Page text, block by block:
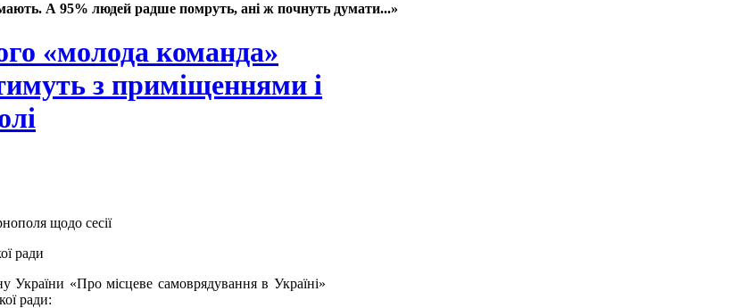
А 95% людей радше помруть, ані ж почнуть думати...»
«молода команда»
з приміщеннями і
щодо сесії
ради
України «Про місцеве самоврядування в Україні»
ради: